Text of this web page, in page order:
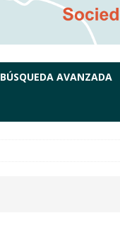
BÚSQUEDA AVANZADA